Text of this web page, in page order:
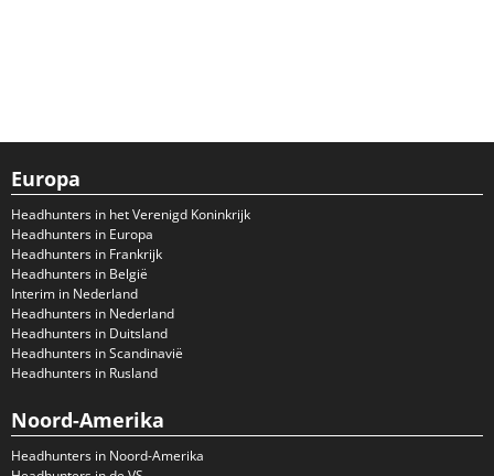
Europa
Headhunters in het Verenigd Koninkrijk
Headhunters in Europa
Headhunters in Frankrijk
Headhunters in België
Interim in Nederland
Headhunters in Nederland
Headhunters in Duitsland
Headhunters in Scandinavië
Headhunters in Rusland
Noord-Amerika
Headhunters in Noord-Amerika